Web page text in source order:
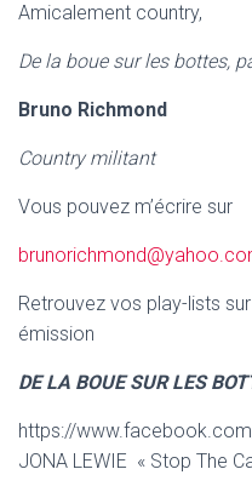
Amicalement country,
De la boue sur les bottes,
Bruno Richmond
Country militant
Vous pouvez m’écrire sur
brunorichmond@yahoo.c
Retrouvez vos play-lists
émission
DE LA BOUE SUR LES
https://
JONA LEWIE « Stop The